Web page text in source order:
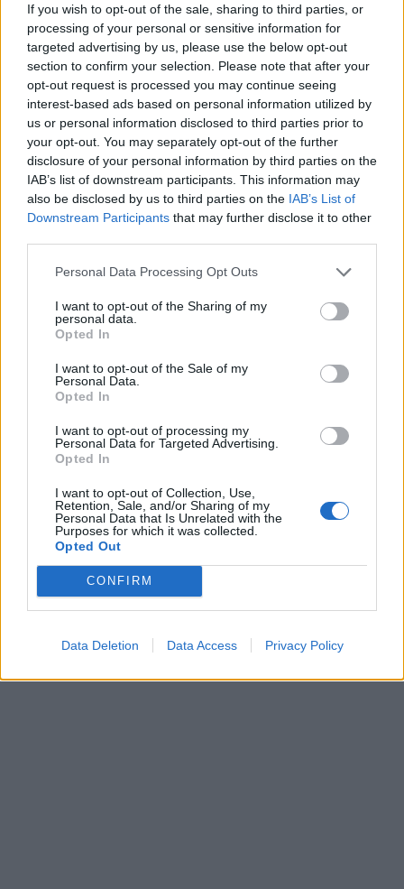
If you wish to opt-out of the sale, sharing to third parties, or
processing of your personal or sensitive information for
targeted advertising by us, please use the below opt-out
section to confirm your selection. Please note that after your
opt-out request is processed you may continue seeing
interest-based ads based on personal information utilized by
us or personal information disclosed to third parties prior to
your opt-out. You may separately opt-out of the further
disclosure of your personal information by third parties on the
IAB’s list of downstream participants. This information may
also be disclosed by us to third parties on the IAB’s List of
Downstream Participants that may further disclose it to other
Personal Data Processing Opt Outs
I want to opt-out of the Sharing of my
personal data.
Opted In
I want to opt-out of the Sale of my
Personal Data.
Opted In
I want to opt-out of processing my
Personal Data for Targeted Advertising.
Opted In
I want to opt-out of Collection, Use,
Retention, Sale, and/or Sharing of my
Personal Data that Is Unrelated with the
Purposes for which it was collected.
Opted Out
CONFIRM
Data Deletion Data Access Privacy Policy
È corsa contro il... Centro.
Conte fa una giravolta e
“flirta” con Meloni